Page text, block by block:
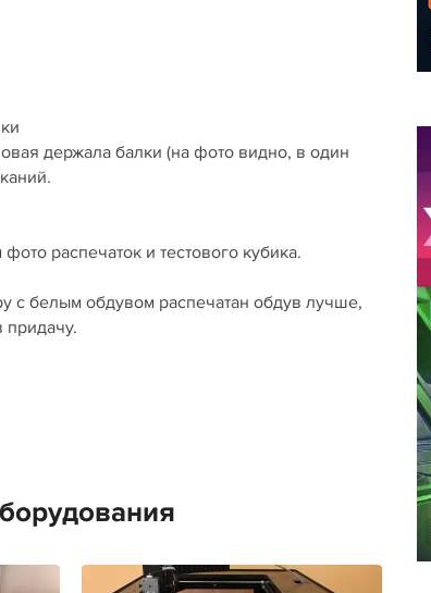
держала балки (на фото видно, в один
распечаток и тестового кубика.
с белым обдувом распечатан обдув лучше,
придачу.